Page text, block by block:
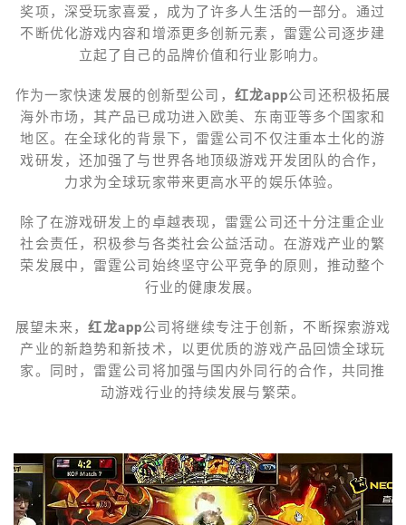
奖项，深受玩家喜爱，成为了许多人生活的一部分。通过
不断优化游戏内容和增添更多创新元素，雷霆公司逐步建
立起了自己的品牌价值和行业影响力。
作为一家快速发展的创新型公司， 红龙app公司还积极拓展
海外市场，其产品已成功进入欧美、东南亚等多个国家和
地区。在全球化的背景下，雷霆公司不仅注重本土化的游
戏研发，还加强了与世界各地顶级游戏开发团队的合作，
力求为全球玩家带来更高水平的娱乐体验。
除了在游戏研发上的卓越表现，雷霆公司还十分注重企业
社会责任，积极参与各类社会公益活动。在游戏产业的繁
荣发展中，雷霆公司始终坚守公平竞争的原则，推动整个
行业的健康发展。
展望未来，红龙app公司将继续专注于创新，不断探索游戏
产业的新趋势和新技术，以更优质的游戏产品回馈全球玩
家。同时，雷霆公司将加强与国内外同行的合作，共同推
动游戏行业的持续发展与繁荣。